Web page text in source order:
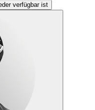
verfügbar ist